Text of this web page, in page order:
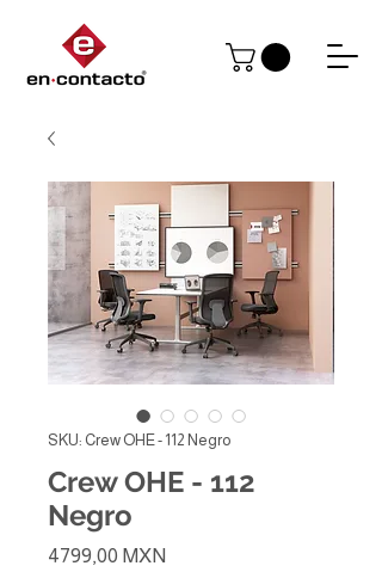
SKU: Crew OHE - 112 Negro
Crew OHE - 112
Negro
4799,00 MXN